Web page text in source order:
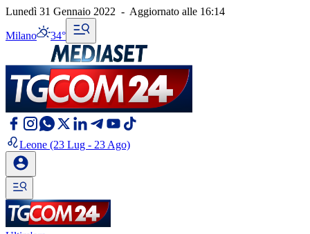
Lunedì 31 Gennaio 2022 - Aggiornato alle 16:14
Milano 34°
Leone (23 Lug - 23 Ago)